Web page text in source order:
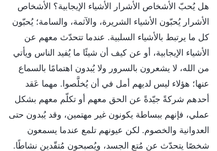
هل يُحبّ الأشخاص الأشرار الأشياء الإيجابية؟ الأشخاص
الأشرار يُحبّون الأشياء الشريرة، والآثمة، والسامة؛ يُحبّون
كل ما يرتبط بالأشياء السلبية. عندما تتحدّث معهم عن
الأشياء الإيجابية، أو عن كيف أن شيئًا ما يُفيد الناس ويأتي
من الله، لا يشعرون بالسرور ولا يُبدون اهتمامًا بالسماع
عنها؛ هؤلاء ليس لديهم أمل في أن يُخلَّصوا. مهما عَقد
أحدهم شركةً جيّدةً عن الحق معهم أو تكلّم معهم بشكل
عملي، فإنهم ببساطة يكونون غير مهتمين، وقد يُبدون حتى
العدوانية والخصوم. لكن عيونهم تلمع عندما يسمعون
شخصًا يتحدّث عن مُتع الجسد، ويُصبحون مُتقّدين نشاطًا.